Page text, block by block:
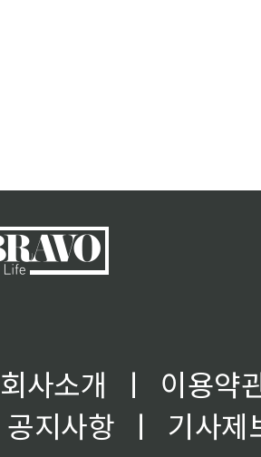
회사소개 ㅣ
이용약
공지사항
ㅣ
기사제